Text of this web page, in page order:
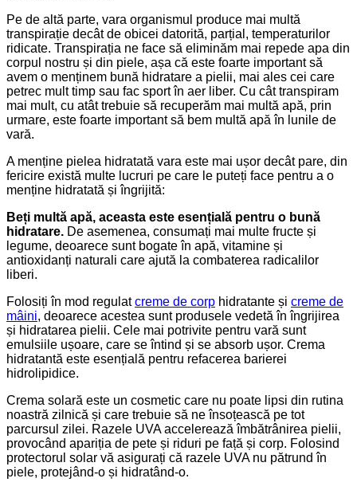
Pe de altă parte, vara organismul produce mai multă
transpirație decât de obicei datorită, parțial, temperaturilor
ridicate. Transpirația ne face să eliminăm mai repede apa din
corpul nostru și din piele, așa că este foarte important să
avem o menținem bună hidratare a pielii, mai ales cei care
petrec mult timp sau fac sport în aer liber. Cu cât transpiram
mai mult, cu atât trebuie să recuperăm mai multă apă, prin
urmare, este foarte important să bem multă apă în lunile de
vară.
A menține pielea hidratată vara este mai ușor decât pare, din
fericire există multe lucruri pe care le puteți face pentru a o
menține hidratată și îngrijită:
Beți multă apă, aceasta este esențială pentru o bună
hidratare. De asemenea, consumați mai multe fructe și
legume, deoarece sunt bogate în apă, vitamine și
antioxidanți naturali care ajută la combaterea radicalilor
liberi.
Folosiți în mod regulatcreme de corp hidratante și creme de
mâini, deoarece acestea sunt produsele vedetă în îngrijirea
și hidratarea pielii. Cele mai potrivite pentru vară sunt
emulsiile ușoare, care se întind și se absorb ușor. Crema
hidratantă este esențială pentru refacerea barierei
hidrolipidice.
Crema solară este un cosmetic care nu poate lipsi din rutina
noastră zilnică și care trebuie să ne însoțească pe tot
parcursul zilei. Razele UVA accelerează îmbătrânirea pielii,
provocând apariția de pete și riduri pe față și corp. Folosind
protectorul solar vă asigurați că razele UVA nu pătrund în
piele, protejând-o și hidratând-o.